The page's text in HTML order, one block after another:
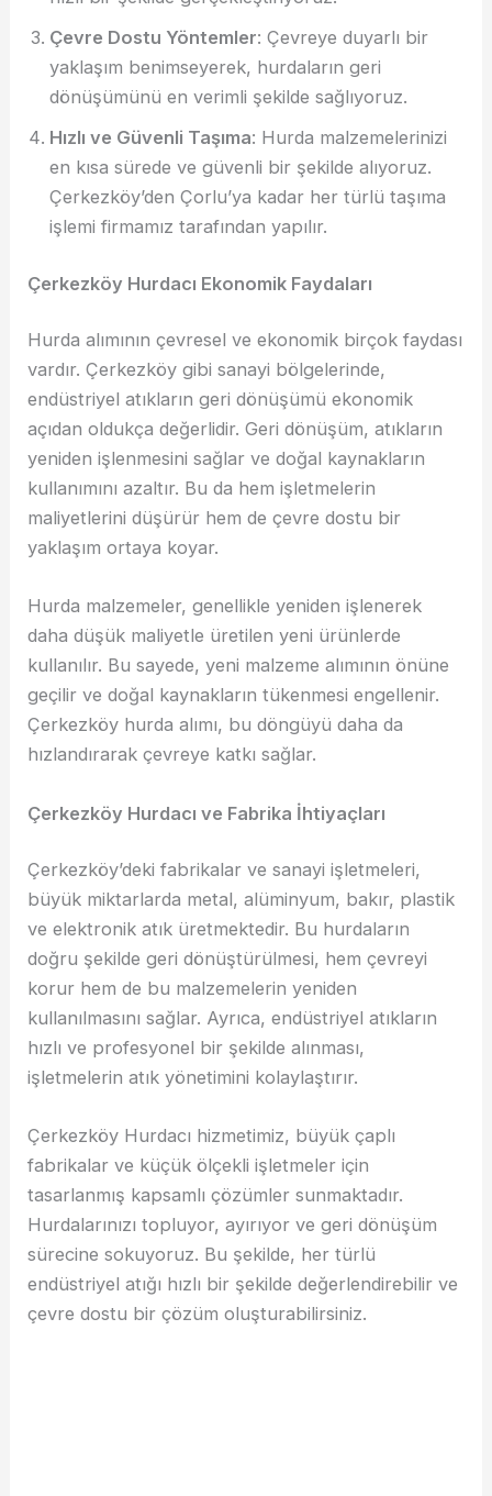
Çevre Dostu Yöntemler: Çevreye duyarlı bir
yaklaşım benimseyerek, hurdaların geri
dönüşümünü en verimli şekilde sağlıyoruz.
Hızlı ve Güvenli Taşıma: Hurda malzemelerinizi
en kısa sürede ve güvenli bir şekilde alıyoruz.
Çerkezköy’den Çorlu’ya kadar her türlü taşıma
işlemi firmamız tarafından yapılır.
Çerkezköy Hurdacı Ekonomik Faydaları
Hurda alımının çevresel ve ekonomik birçok faydası
vardır. Çerkezköy gibi sanayi bölgelerinde,
endüstriyel atıkların geri dönüşümü ekonomik
açıdan oldukça değerlidir. Geri dönüşüm, atıkların
yeniden işlenmesini sağlar ve doğal kaynakların
kullanımını azaltır. Bu da hem işletmelerin
maliyetlerini düşürür hem de çevre dostu bir
yaklaşım ortaya koyar.
Hurda malzemeler, genellikle yeniden işlenerek
daha düşük maliyetle üretilen yeni ürünlerde
kullanılır. Bu sayede, yeni malzeme alımının önüne
geçilir ve doğal kaynakların tükenmesi engellenir.
Çerkezköy hurda alımı, bu döngüyü daha da
hızlandırarak çevreye katkı sağlar.
Çerkezköy Hurdacı ve Fabrika İhtiyaçları
Çerkezköy’deki fabrikalar ve sanayi işletmeleri,
büyük miktarlarda metal, alüminyum, bakır, plastik
ve elektronik atık üretmektedir. Bu hurdaların
doğru şekilde geri dönüştürülmesi, hem çevreyi
korur hem de bu malzemelerin yeniden
kullanılmasını sağlar. Ayrıca, endüstriyel atıkların
hızlı ve profesyonel bir şekilde alınması,
işletmelerin atık yönetimini kolaylaştırır.
Çerkezköy Hurdacı hizmetimiz, büyük çaplı
fabrikalar ve küçük ölçekli işletmeler için
tasarlanmış kapsamlı çözümler sunmaktadır.
Hurdalarınızı topluyor, ayırıyor ve geri dönüşüm
sürecine sokuyoruz. Bu şekilde, her türlü
endüstriyel atığı hızlı bir şekilde değerlendirebilir ve
çevre dostu bir çözüm oluşturabilirsiniz.